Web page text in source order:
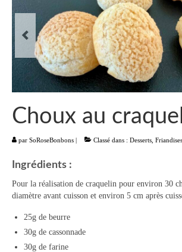
Pinterest
Facebook
Liste
Entrées
Aumônières Feuilletés
Blinis Cakes
Salades Verrines
Tartinades Tartines
Divers entrées
Choux au
par SoRoseBonbons | Classé dans : Desserts
Ingrédients :
Pour la réalisation de craquelin pour environ 30
diamètre avant cuisson et environ 5 cm après
25g de beurre
30g de cassonnade
30g de farine